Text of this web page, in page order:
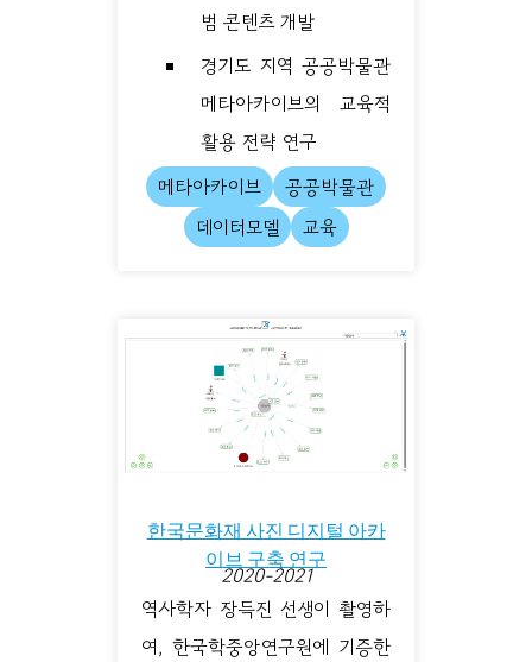
범 콘텐츠 개발
경기도 지역 공공박물관
메타아카이브의 교육적
활용 전략 연구
메타아카이브
공공박물관
데이터모델
교육
한국문화재 사진 디지털 아카
이브 구축 연구
2020-2021
역사학자 장득진 선생이 촬영하
여, 한국학중앙연구원에 기증한